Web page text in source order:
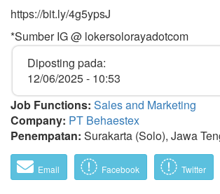
https://bit.ly/4g5ypsJ
*Sumber IG @ lokersolorayadotcom
Diposting pada:
12/06/2025 - 10:53
Job Functions: Sales and Marketing
Company: PT Behaestex
Penempatan: Surakarta (Solo), Jawa
Email Facebook Twitter